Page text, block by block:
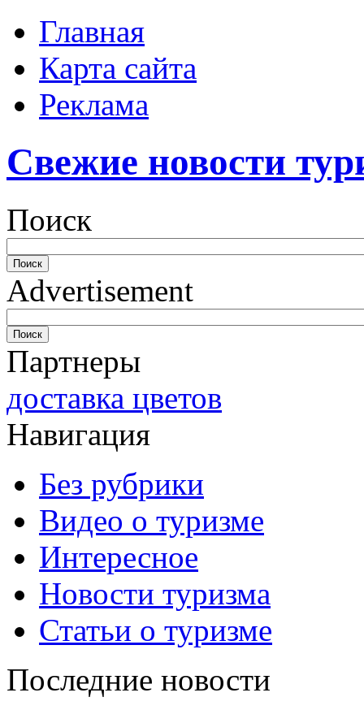
Главная
Карта сайта
Реклама
Свежие новости
Поиск
Advertisement
Партнеры
доставка цветов
Навигация
Без рубрики
Видео о туризме
Интересное
Новости туризма
Статьи о туризме
Последние новости